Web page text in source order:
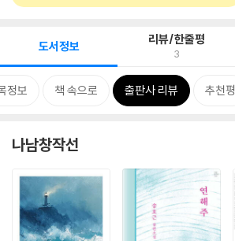
도서정보 리뷰/한줄평
3
정보 책 속으로 출판사 리뷰 추천평
나남창작선